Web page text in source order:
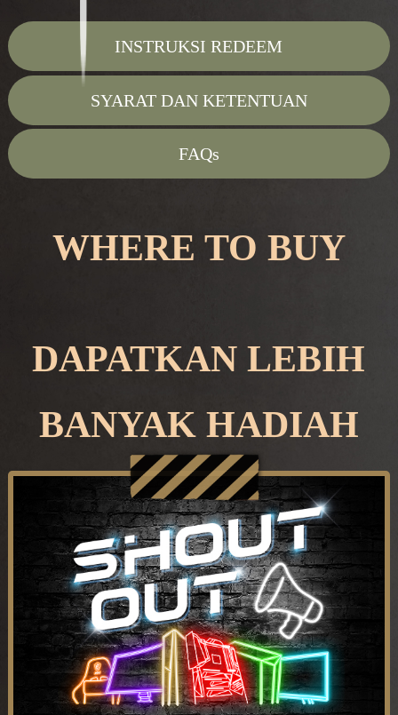
INSTRUKSI REDEEM
SYARAT DAN KETENTUAN
FAQs
WHERE TO BUY
DAPATKAN LEBIH
BANYAK HADIAH